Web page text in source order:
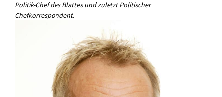
Politik-Chef des Blattes und zuletzt Politischer
Chefkorrespondent.